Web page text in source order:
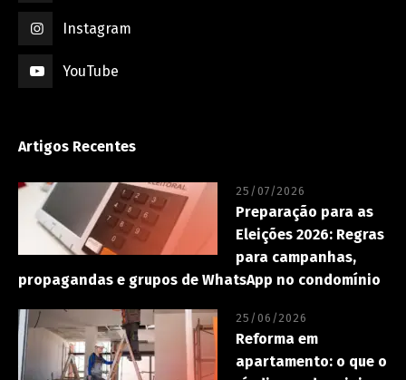
Instagram
YouTube
Artigos Recentes
25/07/2026
Preparação para as
Eleições 2026: Regras
para campanhas,
propagandas e grupos de WhatsApp no condomínio
25/06/2026
Reforma em
apartamento: o que o